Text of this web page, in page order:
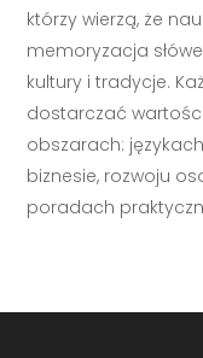
którzy wierzą, że
memoryzacja
kultury i tradycje.
dostarczać
obszarach:
biznesie, rozwoju
poradach